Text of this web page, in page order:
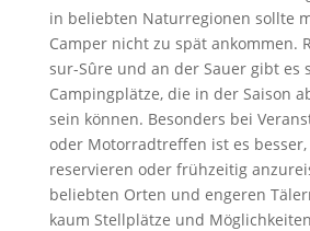
in beliebten Naturregionen sollte
Camper nicht zu spät ankommen.
sur-Sûre und an der Sauer gibt es
Campingplätze, die in der Saison
sein können. Besonders bei
oder Motorradtreffen ist es
reservieren oder frühzeitig
beliebten Orten und engeren
kaum Stellplätze und